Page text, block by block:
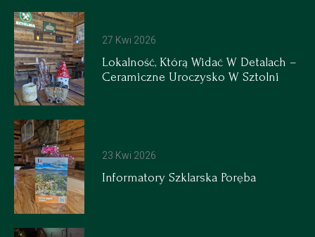
27 Kwi 2026
Lokalność, Którą Widać W Detalach –
Ceramiczne Uroczysko W Sztolni
23 Kwi 2026
Informatory Szklarska Poręba